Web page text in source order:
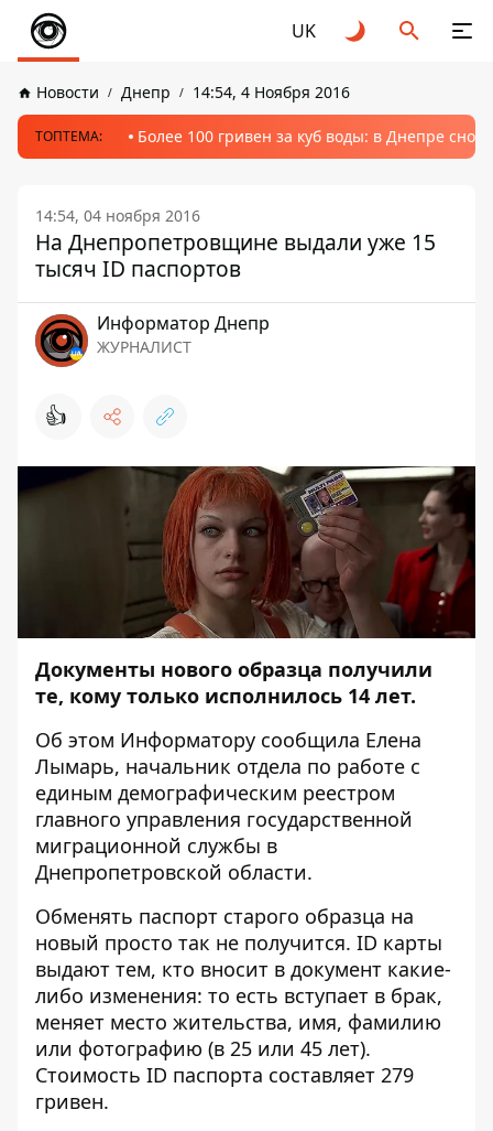
UK
Новости Днепр 14:54, 4 Ноября 2016
ТОПТЕМА: Более 100 гривен за куб воды: в Днепре
14:54, 04 ноября 2016
На Днепропетровщине выдали уже 15
тысяч ID паспортов
Информатор Днепр
ЖУРНАЛИСТ
👍
Документы нового образца получили
те, кому только исполнилось 14 лет.
Об этом Информатору сообщила Елена
Лымарь, начальник отдела по работе с
единым демографическим реестром
главного управления государственной
миграционной службы в
Днепропетровской области.
Обменять паспорт старого образца на
новый просто так не получится. ID карты
выдают тем, кто вносит в документ какие-
либо изменения: то есть вступает в брак,
меняет место жительства, имя, фамилию
или фотографию (в 25 или 45 лет).
Стоимость ID паспорта составляет 279
гривен.